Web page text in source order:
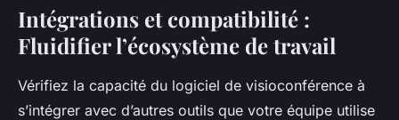
Intégrations et compatibilité :
Fluidifier l’écosystème de travail
Vérifiez la capacité du logiciel de visioconférence à
s’intégrer avec d’autres outils que votre équipe utilise